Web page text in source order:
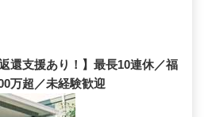
還支援あり！】最長10連休／福
万超／未経験歓迎